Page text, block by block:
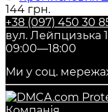
144 грн.
+38 (097) 450 30
вул. Лейпцизька
09:00—18:00
Ми у соц.